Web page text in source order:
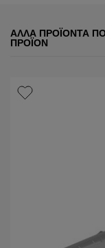
ΆΛΛΑ ΠΡΟΪΌΝΤΑ
ΠΡΟΪΌΝ